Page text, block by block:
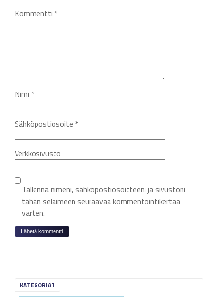
KATEGORIAT
Kommentti *
Nimi *
Sähköpostiosoite *
Verkkosivusto
Tallenna nimeni, sähköpostiosoitteeni ja sivustoni
tähän selaimeen seuraavaa kommentointikertaa
varten.